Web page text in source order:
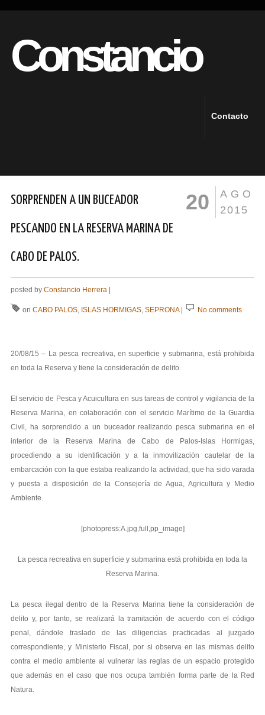
Constancio
Contacto
SORPRENDEN A UN BUCEADOR
PESCANDO EN LA RESERVA MARINA DE
CABO DE PALOS.
AGO
2015
20
posted by Constancio Herrera |
on CABO PALOS, ISLAS HORMIGAS, SEPRONA| No comments
20/08/15 – La pesca recreativa, en superficie y submarina, está prohibida
en toda la Reserva y tiene la consideración de delito.
El servicio de Pesca y Acuicultura en sus tareas de control y vigilancia de la
Reserva Marina, en colaboración con el servicio Marítimo de la Guardia
Civil, ha sorprendido a un buceador realizando pesca submarina en el
interior de la Reserva Marina de Cabo de Palos-Islas Hormigas,
procediendo a su identificación y a la inmovilización cautelar de la
embarcación con la que estaba realizando la actividad, que ha sido varada
y puesta a disposición de la Consejería de Agua, Agricultura y Medio
Ambiente.
[photopress:A.jpg,full,pp_image]
La pesca recreativa en superficie y submarina está prohibida en toda la
Reserva Marina.
La pesca ilegal dentro de la Reserva Marina tiene la consideración de
delito y, por tanto, se realizará la tramitación de acuerdo con el código
penal, dándole traslado de las diligencias practicadas al juzgado
correspondiente, y Ministerio Fiscal, por si observa en las mismas delito
contra el medio ambiente al vulnerar las reglas de un espacio protegido
que además en el caso que nos ocupa también forma parte de la Red
Natura.